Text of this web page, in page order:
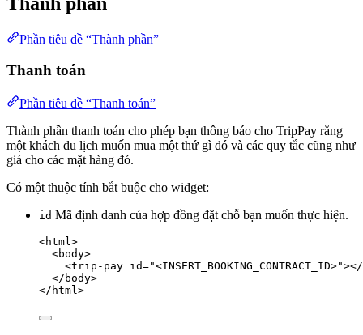
Phần tiêu đề “Thành phần”
Thanh toán
Phần tiêu đề “Thanh toán”
Thành phần thanh toán cho phép bạn thông báo cho TripPay rằng
một khách du lịch muốn mua một thứ gì đó và các quy tắc cũng như
giá cho các mặt hàng đó.
Có một thuộc tính bắt buộc cho widget:
id Mã định danh của hợp đồng đặt chỗ bạn muốn thực hiện.
<html>
<body>
<trip-pay id="<INSERT_BOOKING_CONTRACT_ID>"></
</ body>
</ html>